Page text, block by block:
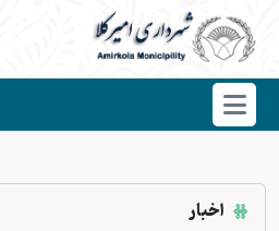
اخبار